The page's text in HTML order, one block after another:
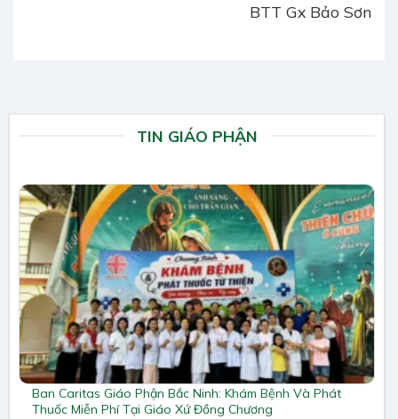
BTT Gx Bảo Sơn
TIN GIÁO PHẬN
Ban Caritas Giáo Phận Bắc Ninh: Khám Bệnh Và Phát
Thuốc Miễn Phí Tại Giáo Xứ Đồng Chương